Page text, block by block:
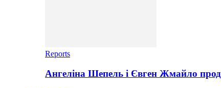
Reports
Ангеліна Шепель і Євген Жмайло